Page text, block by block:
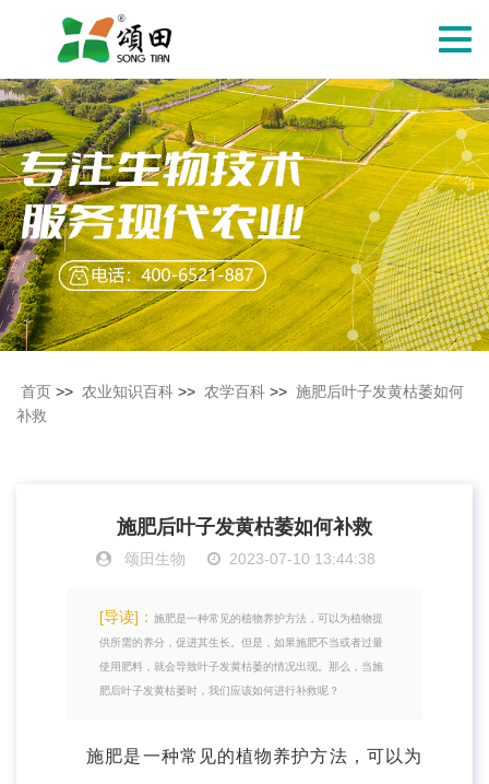
切
导
航
首页 >> 农业知识百科 >> 农学百科 >> 施肥后叶子发黄枯萎如何
补救
施肥后叶子发黄枯萎如何补救
颂田生物 2023-07-10 13:44:38
[导读]： 施肥是一种常见的植物养护方法，可以为植物提
供所需的养分，促进其生长。但是，如果施肥不当或者过量
使用肥料，就会导致叶子发黄枯萎的情况出现。那么，当施
肥后叶子发黄枯萎时，我们应该如何进行补救呢？
施肥是一种常见的植物养护方法，可以为